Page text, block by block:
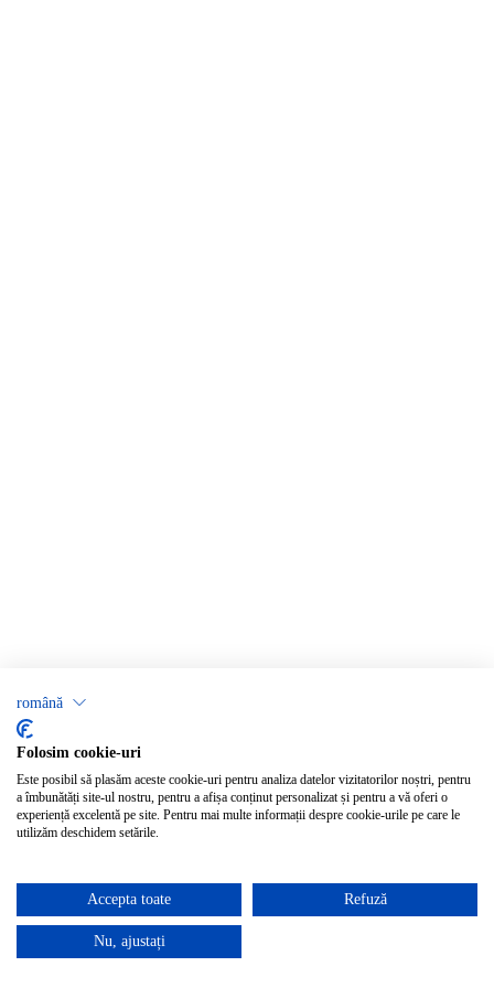
română
Folosim cookie-uri
Este posibil să plasăm aceste cookie-uri pentru analiza datelor vizitatorilor noștri, pentru
a îmbunătăți site-ul nostru, pentru a afișa conținut personalizat și pentru a vă oferi o
experiență excelentă pe site. Pentru mai multe informații despre cookie-urile pe care le
utilizăm deschidem setările.
Accepta toate Refuză
Nu, ajustați